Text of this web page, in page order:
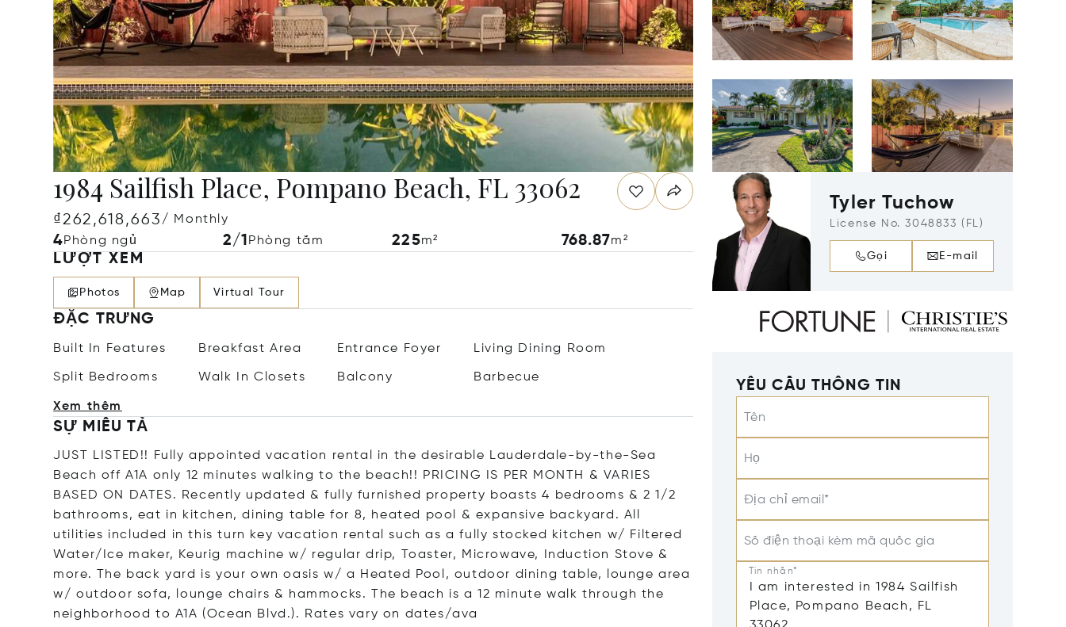
1984 Sailfish Place, Pompano Beach, FL 33062
₫262,618,663/ Monthly
4Phòng ngủ 2/1 Phòng tắm 225m² 768.87m²
LƯỢT XEM
Photos Map Virtual Tour
ĐẶC TRƯNG
Built In Features Breakfast Area Entrance Foyer Living Dining Room
Split Bedrooms Walk In Closets Balcony Barbecue
Xem thêm
SỰ MIÊU TẢ
JUST LISTED!! Fully appointed vacation rental in the desirable Lauderdale-by-the-Sea
Beach off A1A only 12 minutes walking to the beach!! PRICING IS PER MONTH & VARIES
BASED ON DATES. Recently updated & fully furnished property boasts 4 bedrooms & 2 1/2
bathrooms, eat in kitchen, dining table for 8, heated pool & expansive backyard. All
utilities included in this turn key vacation rental such as a fully stocked kitchen w/ Filtered
Water/Ice maker, Keurig machine w/ regular drip, Toaster, Microwave, Induction Stove &
more. The back yard is your own oasis w/ a Heated Pool, outdoor dining table, lounge area
w/ outdoor sofa, lounge chairs & hammocks. The beach is a 12 minute walk through the
neighborhood to A1A (Ocean Blvd.). Rates vary on dates/ava
Tyler Tuchow
License No. 3048833 (FL)
Gọi E-mail
YÊU CẦU THÔNG TIN
Tên
Họ
Địa chỉ email*
Số điện thoại kèm mã quốc gia
Tin nhắn*